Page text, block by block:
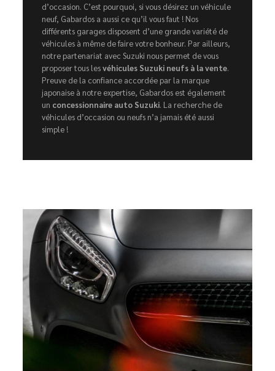
d’occasion. C’est pourquoi, si vous désirez un véhicule
neuf, Gabardos a aussi ce qu’il vous faut ! Nos
différents garages disposent d’une grande variété de
véhicules à même de faire votre bonheur. Par ailleurs,
notre partenariat avec Suzuki nous permet de vous
proposer tous lesvéhicules Suzuki neufs à la vente.
Preuve de la confiance accordée par la marque
japonaise à notre expertise, Gabardos est également
un concessionnaire auto Suzuki. La recherche de
véhicules d’occasion ou neufs n’a jamais été aussi
simple !